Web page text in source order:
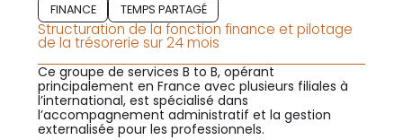
FINANCE TEMPS PARTAGÉ
Structuration de la fonction finance et pilotage
de la trésorerie sur 24 mois
Ce groupe de services B to B, opérant
principalement en France avec plusieurs filiales à
l’international, est spécialisé dans
l’accompagnement administratif et la gestion
externalisée pour les professionnels.